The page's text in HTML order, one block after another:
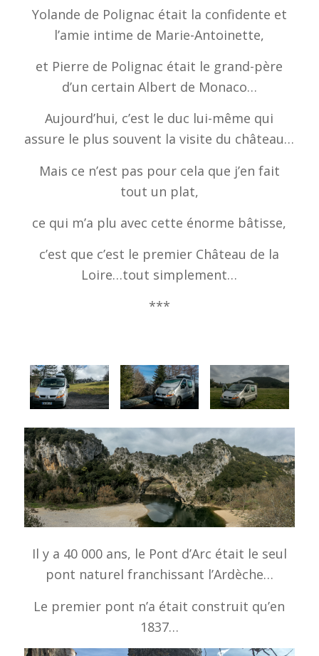
Yolande de Polignac était la confidente et
l’amie intime de Marie-Antoinette,
et Pierre de Polignac était le grand-père
d’un certain Albert de Monaco…
Aujourd’hui, c’est le duc lui-même qui
assure le plus souvent la visite du château…
Mais ce n’est pas pour cela que j’en fait
tout un plat,
ce qui m’a plu avec cette énorme bâtisse,
c’est que c’est le premier Château de la
Loire…tout simplement…
***
Il y a 40 000 ans, le Pont d’Arc était le seul
pont naturel franchissant l’Ardèche…
Le premier pont n’a était construit qu’en
1837…